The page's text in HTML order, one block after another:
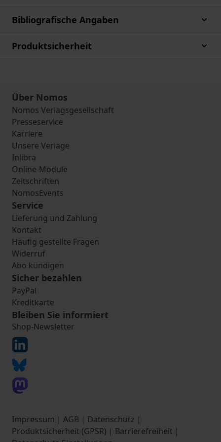
Bibliografische Angaben
Produktsicherheit
Über Nomos
Nomos Verlagsgesellschaft
Presseservice
Karriere
Unsere Verlage
Inlibra
Online-Module
Zeitschriften
NomosEvents
Service
Lieferung und Zahlung
Kontakt
Häufig gestellte Fragen
Widerruf
Abo kündigen
Sicher bezahlen
PayPal
Kreditkarte
Bleiben Sie informiert
Shop-Newsletter
Impressum | AGB | Datenschutz |
Produktsicherheit (GPSR) | Barrierefreiheit |